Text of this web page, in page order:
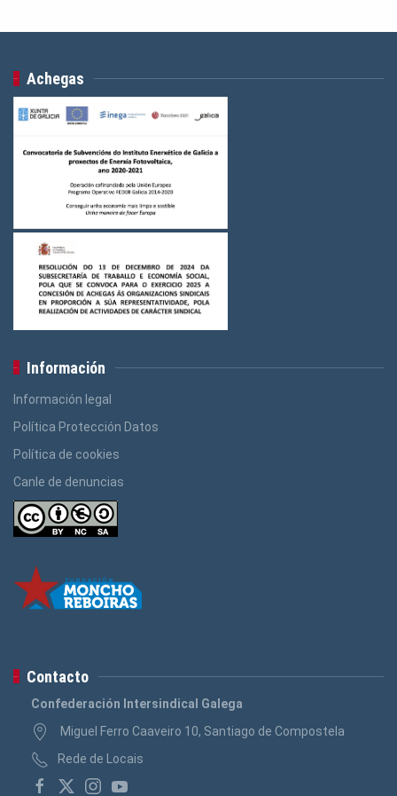
Achegas
Información
Información legal
Política Protección Datos
Política de cookies
Canle de denuncias
Contacto
Confederación Intersindical Galega
Miguel Ferro Caaveiro 10, Santiago de Compostela
Rede de Locais